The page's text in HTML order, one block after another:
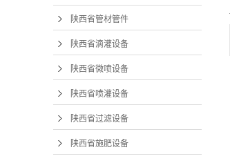
陕西省管材管件
陕西省滴灌设备
陕西省微喷设备
陕西省喷灌设备
陕西省过滤设备
陕西省施肥设备